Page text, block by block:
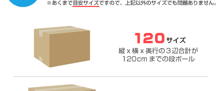
５．色々な種類の品物を一緒に梱包しても良いですか？
過去の寄付実績はこちら
更に詳しくご利用方法を知りたい方は